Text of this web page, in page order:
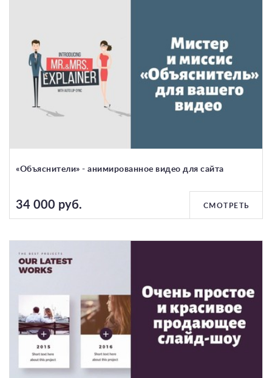
«Объяснители» - анимированное видео для сайта
34 000 руб. СМОТРЕТЬ